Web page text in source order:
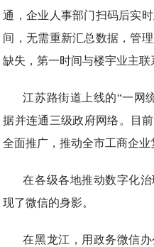
通，企业人事部门扫码后实
间，无需重新汇总数据，管
缺失，第一时间与楼宇业主联
江苏路街道上线的“一网
据并连通三级政府网络。目
全面推广，推动全市工商企业
在各级各地推动数字化
现了微信的身影。
在黑龙江，用政务微信